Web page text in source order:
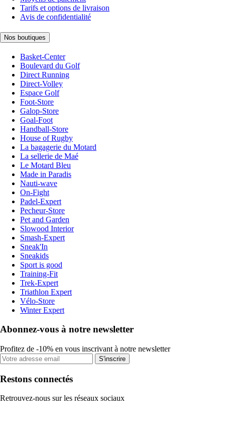
Tarifs et options de livraison
Avis de confidentialité
Nos boutiques
Basket-Center
Boulevard du Golf
Direct Running
Direct-Volley
Espace Golf
Foot-Store
Galop-Store
Goal-Foot
Handball-Store
House of Rugby
La bagagerie du Motard
La sellerie de Maé
Le Motard Bleu
Made in Paradis
Nauti-wave
On-Fight
Padel-Expert
Pecheur-Store
Pet and Garden
Slowood Interior
Smash-Expert
Sneak'In
Sneakids
Sport is good
Training-Fit
Trek-Expert
Triathlon Expert
Vélo-Store
Winter Expert
Abonnez-vous à notre newsletter
Profitez de -10% en vous inscrivant à notre newsletter
S'inscrire
Restons connectés
Retrouvez-nous sur les réseaux sociaux